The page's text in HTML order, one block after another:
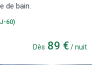
de bain.
60)
Dès 89 € / nuit